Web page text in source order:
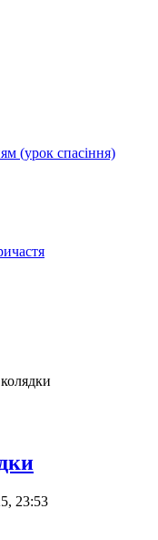
(урок спасіння)
23:53